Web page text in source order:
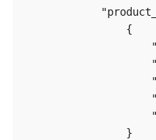
                {